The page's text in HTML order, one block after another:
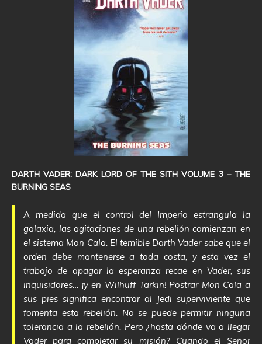
DARTH VADER: DARK LORD OF THE SITH VOLUME 3 – THE
BURNING SEAS
A medida que el control del Imperio estrangula la
galaxia, las agitaciones de una rebelión comienzan en
el sistema Mon Cala. El temible Darth Vader sabe que el
orden debe mantenerse a toda costa, y esta vez el
trabajo de apagar la esperanza recae en Vader, sus
inquisidores… ¡y en Wilhuff Tarkin! Postrar Mon Cala a
sus pies significa encontrar al Jedi superviviente que
fomenta esta rebelión. No se puede permitir ninguna
tolerancia a la rebelión. Pero ¿hasta dónde va a llegar
Vader para completar su misión? Cuando el Señor